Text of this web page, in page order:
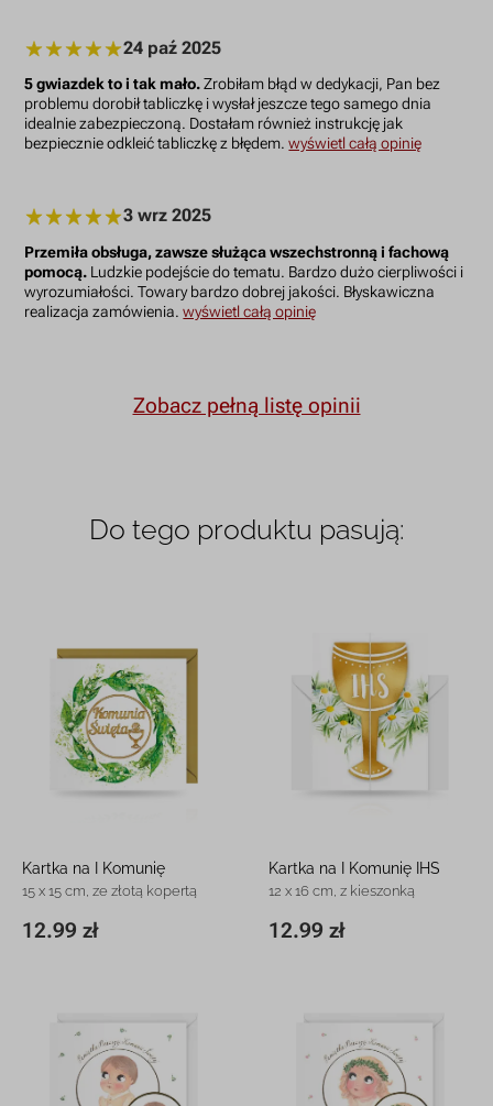
24 paź 2025
5 gwiazdek to i tak mało.Zrobiłam błąd w dedykacji, Pan bez
problemu dorobił tabliczkę i wysłał jeszcze tego samego dnia
idealnie zabezpieczoną. Dostałam również instrukcję jak
bezpiecznie odkleić tabliczkę z błędem.wyświetl całą opinię
3 wrz 2025
Przemiła obsługa, zawsze służąca wszechstronną i fachową
pomocą. Ludzkie podejście do tematu. Bardzo dużo cierpliwości i
wyrozumiałości. Towary bardzo dobrej jakości. Błyskawiczna
realizacja zamówienia.wyświetl całą opinię
Zobacz pełną listę opinii
Do tego produktu pasują:
Kartka na I Komunię
15 x 15 cm, ze złotą kopertą
12.99 zł
15 x 15 cm
Kartka na I Komunię IHS
12 x 16 cm, z kieszonką
12.99 zł
11,8 x 16,3 cm